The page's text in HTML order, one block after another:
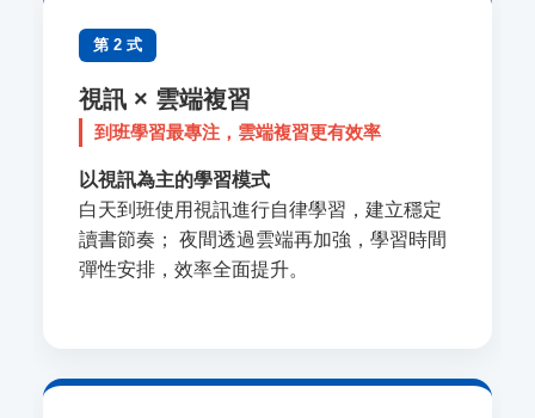
第 2 式
視訊 × 雲端複習
到班學習最專注，雲端複習更有效率
以視訊為主的學習模式
白天到班使用視訊進行自律學習，建立穩定
讀書節奏； 夜間透過雲端再加強，學習時間
彈性安排，效率全面提升。